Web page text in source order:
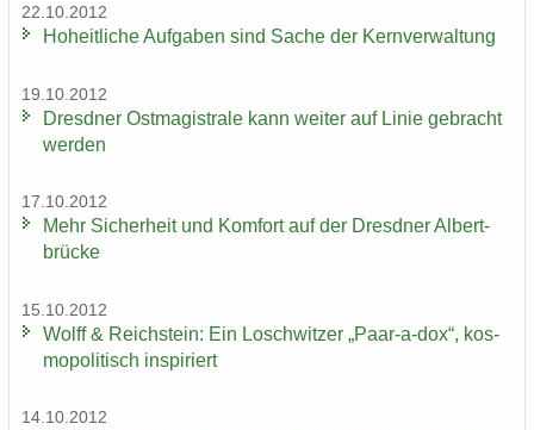
22.10.2012
Ho­heit­li­che Auf­ga­ben sind Sache der Kern­ver­wal­tung
19.10.2012
Dresd­ner Ost­ma­gis­tra­le kann wei­ter auf Linie ge­bracht
wer­den
17.10.2012
Mehr Si­cher­heit und Kom­fort auf der Dresd­ner Al­bert­
brü­cke
15.10.2012
Wolff & Reichs­tein: Ein Losch­wit­zer „Paar-​a-dox“, kos­
mo­po­li­tisch in­spi­riert
14.10.2012